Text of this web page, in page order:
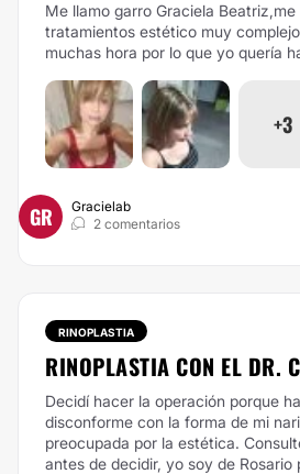
Me llamo garro Graciela
tratamientos estético muy
muchas hora por lo que yo quería
+3
GR
Gracielab
2 comentarios
RINOPLASTIA
RINOPLASTIA CON EL DR.
Decidí hacer la operación porque
disconforme con la forma de mi
preocupada por la estética.
antes de decidir, yo soy de